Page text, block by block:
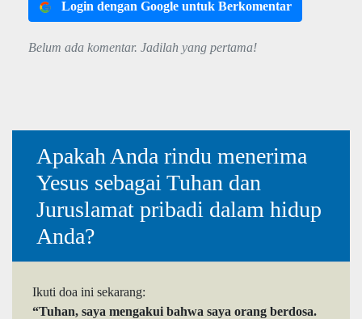
Login dengan Google untuk Berkomentar
Belum ada komentar. Jadilah yang pertama!
Apakah Anda rindu menerima
Yesus sebagai Tuhan dan
Juruslamat pribadi dalam hidup
Anda?
Ikuti doa ini sekarang:
“Tuhan, saya mengakui bahwa saya orang berdosa.